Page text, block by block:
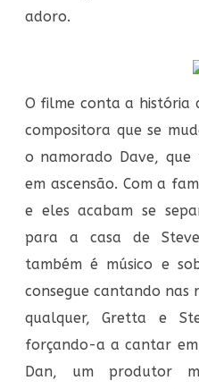
adoro.
O filme conta a história
compositora que se
o namorado Dave, que
em ascensão. Com a
e eles acabam se
para a casa de
também é músico e
consegue cantando nas
qualquer, Gretta e
forçando-a a cantar
Dan, um produtor